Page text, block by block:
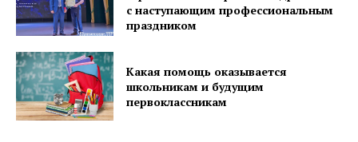
с наступающим профессиональным
праздником
Какая помощь оказывается
школьникам и будущим
первоклассникам